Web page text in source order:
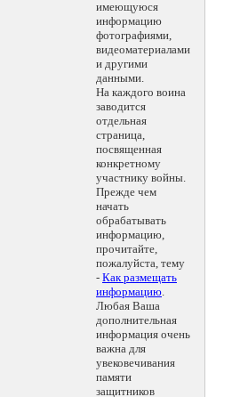
имеющуюся
информацию
фотографиями,
видеоматериалами
и другими
данными.
На каждого воина
заводится
отдельная
страница,
посвященная
конкретному
участнику войны.
Прежде чем
начать
обрабатывать
информацию,
прочитайте,
пожалуйста, тему
- Как размещать
информацию.
Любая Ваша
дополнительная
информация очень
важна для
увековечивания
памяти
защитников